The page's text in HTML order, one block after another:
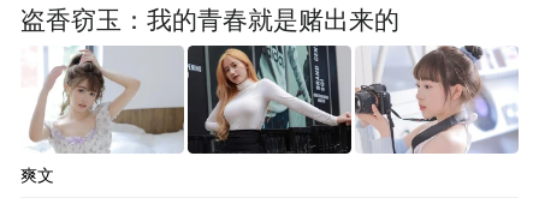
盗香窃玉：我的青春就是赌出来的
爽文